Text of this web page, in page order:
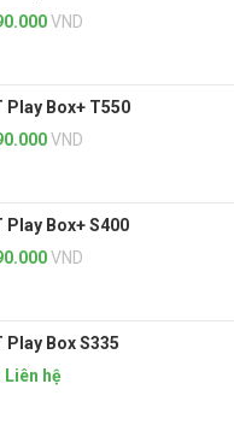
VND
Play Box+ T550
VND
Play Box+ S400
VND
Play Box S335
Liên hệ